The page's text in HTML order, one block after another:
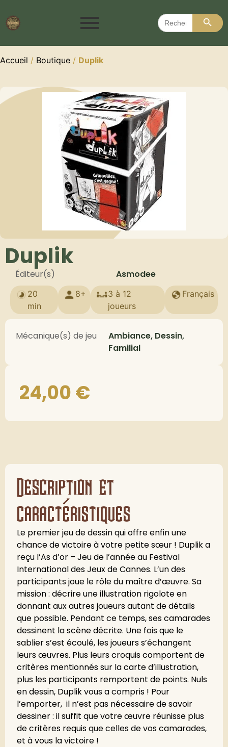
Search
for:
Search
Accueil / Boutique / Duplik
Duplik
Éditeur(s) Asmodee
20
min
8+
3 à 12
joueurs
Français
Mécanique(s) de jeu
Ambiance, Dessin,
Familial
24,00€
Description et
caractéristiques
Le premier jeu de dessin qui offre enfin une
chance de victoire à votre petite sœur ! Duplik a
reçu l’As d’or – Jeu de l’année au Festival
International des Jeux de Cannes. L’un des
participants joue le rôle du maître d’œuvre. Sa
mission : décrire une illustration rigolote en
donnant aux autres joueurs autant de détails
que possible. Pendant ce temps, ses camarades
dessinent la scène décrite. Une fois que le
sablier s’est écoulé, les joueurs s’échangent
leurs œuvres. Plus leurs croquis comportent de
critères mentionnés sur la carte d’illustration,
plus les participants remportent de points. Nuls
en dessin, Duplik vous a compris ! Pour
l’emporter, il n’est pas nécessaire de savoir
dessiner : il suffit que votre œuvre réunisse plus
de critères requis que celles de vos camarades,
et à vous la victoire !